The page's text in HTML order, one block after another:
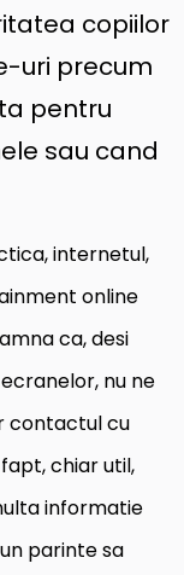
copiilor
uri precum
pentru
sau cand
internetul,
online
ca, desi
nu ne
contactul cu
chiar util,
informatie
parinte sa